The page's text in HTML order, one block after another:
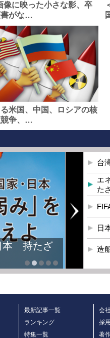
像に映った小さな影、卒
がな…
米国、中国、ロシアの核
争、…
本 持たざ
台
エ
た
日
造
最新記事一覧
ランキング
特集一覧
会
採
著